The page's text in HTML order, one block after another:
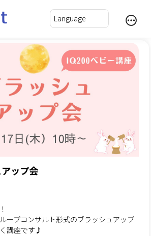
ップ会
ープコンサルト形式のブラッシュアップ
講座です♪